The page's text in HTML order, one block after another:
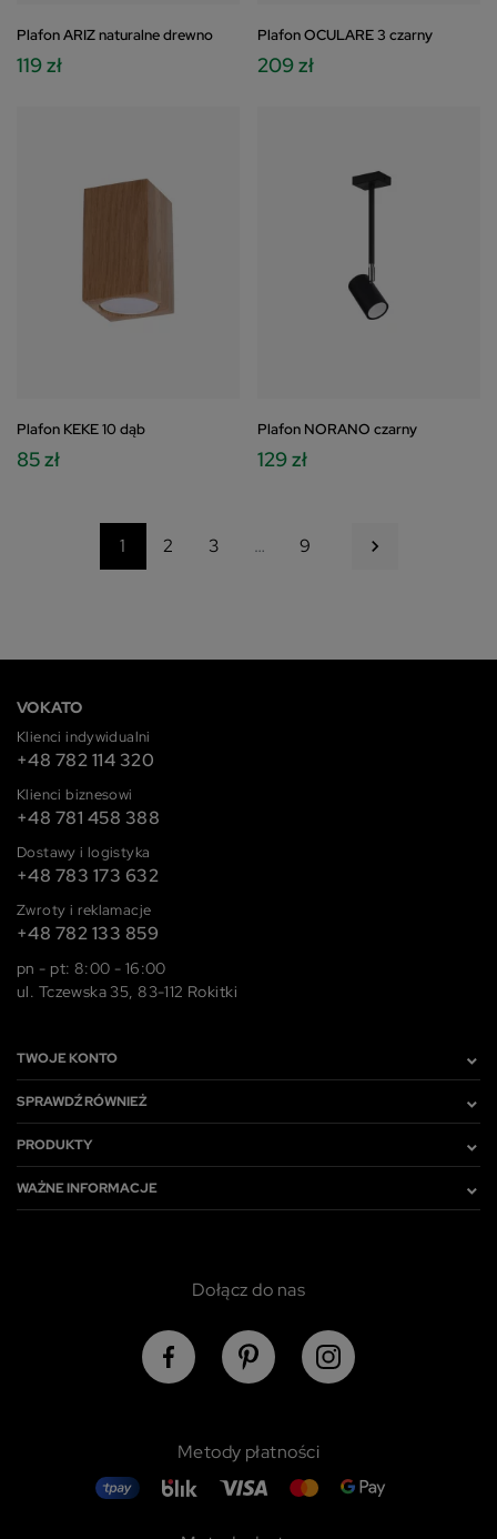
Plafon ARIZ naturalne drewno
119 zł
Plafon OCULARE 3 czarny
209 zł
Plafon KEKE 10 dąb
85 zł
Plafon NORANO czarny
129 zł
1 2 3 … 9 Następny

VOKATO
Klienci indywidualni
+48 782 114 320
Klienci biznesowi
+48 781 458 388
Dostawy i logistyka
+48 783 173 632
Zwroty i reklamacje
+48 782 133 859
pn - pt: 8:00 - 16:00
ul. Tczewska 35, 83-112 Rokitki
TWOJE KONTO
SPRAWDŹ RÓWNIEŻ
PRODUKTY
WAŻNE INFORMACJE
Dołącz do nas
Metody płatności